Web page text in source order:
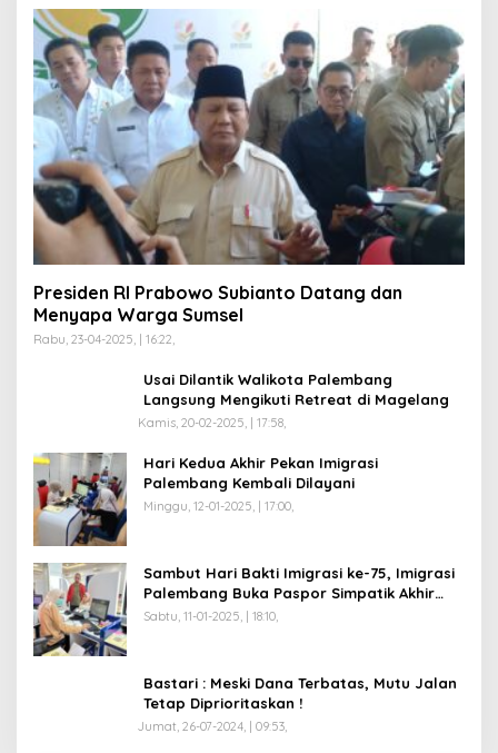
Presiden RI Prabowo Subianto Datang dan
Menyapa Warga Sumsel
Rabu, 23-04-2025, | 16:22,
Usai Dilantik Walikota Palembang
Langsung Mengikuti Retreat di Magelang
Kamis, 20-02-2025, | 17:58,
Hari Kedua Akhir Pekan Imigrasi
Palembang Kembali Dilayani
Minggu, 12-01-2025, | 17:00,
Sambut Hari Bakti Imigrasi ke-75, Imigrasi
Palembang Buka Paspor Simpatik Akhir
Pekan
Sabtu, 11-01-2025, | 18:10,
Bastari : Meski Dana Terbatas, Mutu Jalan
Tetap Diprioritaskan !
Jumat, 26-07-2024, | 09:53,